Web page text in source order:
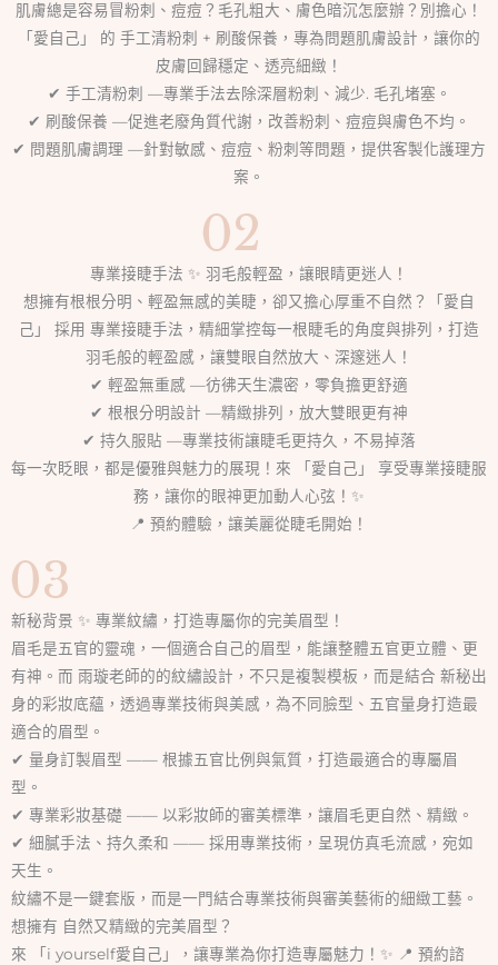
肌膚總是容易冒粉刺、痘痘？毛孔粗大、膚色暗沉怎麼辦？別擔心！
「愛自己」 的 手工清粉刺 + 刷酸保養，專為問題肌膚設計，讓你的
皮膚回歸穩定、透亮細緻！
✔ 手工清粉刺 —專業手法去除深層粉刺、減少. 毛孔堵塞。
✔ 刷酸保養 —促進老廢角質代謝，改善粉刺、痘痘與膚色不均。
✔ 問題肌膚調理 —針對敏感、痘痘、粉刺等問題，提供客製化護理方
案。
專業接睫手法 ✨ 羽毛般輕盈，讓眼睛更迷人！
想擁有根根分明、輕盈無感的美睫，卻又擔心厚重不自然？「愛自
己」 採用 專業接睫手法，精細掌控每一根睫毛的角度與排列，打造
羽毛般的輕盈感，讓雙眼自然放大、深邃迷人！
✔ 輕盈無重感 —彷彿天生濃密，零負擔更舒適
✔ 根根分明設計 —精緻排列，放大雙眼更有神
✔ 持久服貼 —專業技術讓睫毛更持久，不易掉落
每一次眨眼，都是優雅與魅力的展現！來 「愛自己」 享受專業接睫服
務，讓你的眼神更加動人心弦！✨
📍 預約體驗，讓美麗從睫毛開始！
新秘背景 ✨ 專業紋繡，打造專屬你的完美眉型！
眉毛是五官的靈魂，一個適合自己的眉型，能讓整體五官更立體、更
有神。而 雨璇老師的的紋繡設計，不只是複製模板，而是結合 新秘出
身的彩妝底蘊，透過專業技術與美感，為不同臉型、五官量身打造最
適合的眉型。
✔ 量身訂製眉型 —— 根據五官比例與氣質，打造最適合的專屬眉
型。
✔ 專業彩妝基礎 —— 以彩妝師的審美標準，讓眉毛更自然、精緻。
✔ 細膩手法、持久柔和 —— 採用專業技術，呈現仿真毛流感，宛如
天生。
紋繡不是一鍵套版，而是一門結合專業技術與審美藝術的細緻工藝。
想擁有 自然又精緻的完美眉型？
來 「i yourself愛自己」，讓專業為你打造專屬魅力！✨ 📍 預約諮